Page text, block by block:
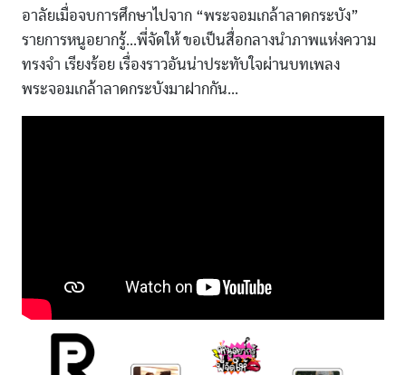
อาลัยเมื่อจบการศึกษาไปจาก “พระจอมเกล้าลาดกระบัง”
รายการหนูอยากรู้...พี่จัดให้ ขอเป็นสื่อกลางนำภาพแห่งความ
ทรงจำ เรียงร้อย เรื่องราวอันน่าประทับใจผ่านบทเพลง
พระจอมเกล้าลาดกระบังมาฝากกัน...